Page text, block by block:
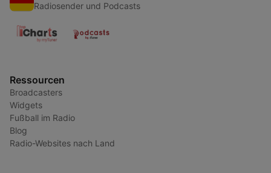
Radiosender und Podcasts
Ressourcen
Broadcasters
Widgets
Fußball im Radio
Blog
Radio-Websites nach Land